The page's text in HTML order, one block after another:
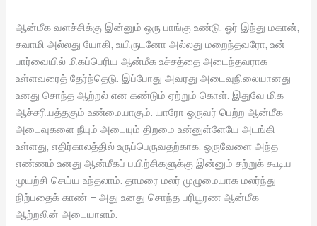
ஆன்மீக வளச்சிக்கு இன்னும் ஒரு பாங்கு உண்டு. ஓர் இந்து மகான்,
சுவாமி அல்லது யோகி, உயிருடனோ அல்லது மறைந்தவரோ, உன்
பார்வையில் மிகப்பெரிய ஆன்மீக உச்சத்தை அடைந்தவராக
உள்ளவரைத் தேர்ந்தெடு. இப்போது அவரது அடைவுநிலையானது
உனது சொந்த ஆற்றல் என கண்டும் ஏற்றும் கொள். இதுவே மிக
ஆச்சரியத்தகும் உண்மையாகும். யாரோ ஒருவர் பெற்ற ஆன்மீக
அடைவுகளை நீயும் அடையும் திறமை உன்னுள்ளேயே அடங்கி
உள்ளது, எதிர்காலத்தில் உருப்பெருவதற்காக. ஒருவேளை அந்த
எண்ணம் உனது ஆன்மீகப் பயிற்சிகளுக்கு இன்னும் சற்றுக் கூடிய
முயற்சி செய்ய உந்தலாம். தாமரை மலர் முழுமையாக மலர்ந்து
நிற்பதைக் காண் – அது உனது சொந்த பரிபூரண ஆன்மீக
ஆற்றலின் அடையாளம்.